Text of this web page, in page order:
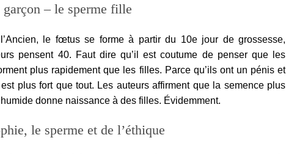
garçon – le sperme fille
le fœtus se forme à partir du 10e jour de grossesse,
pensent 40. Faut dire qu’il est coutume de penser que les
plus rapidement que les filles. Parce qu’ils ont un pénis et
plus fort que tout. Les auteurs affirment que la semence plus
donne naissance à des filles. Évidemment.
le sperme et de l’éthique